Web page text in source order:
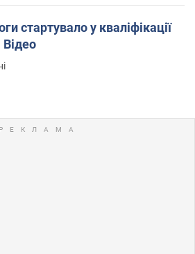
стартувало у кваліфікації
Відео